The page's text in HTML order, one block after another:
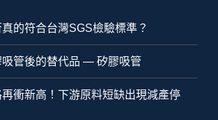
的符合台灣SGS檢驗標準？
吸管後的替代品 — 矽膠吸管
衝新高！下游原料短缺出現減產停